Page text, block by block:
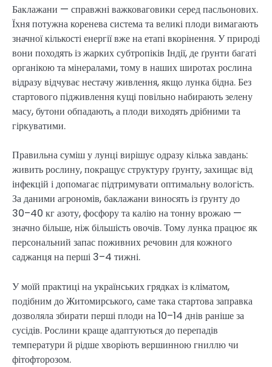
Баклажани — справжні важковаговики серед пасльонових.
Їхня потужна коренева система та великі плоди вимагають
значної кількості енергії вже на етапі вкорінення. У природі
вони походять із жарких субтропіків Індії, де ґрунти багаті
органікою та мінералами, тому в наших широтах рослина
відразу відчуває нестачу живлення, якщо лунка бідна. Без
стартового підживлення кущі повільно набирають зелену
масу, бутони обпадають, а плоди виходять дрібними та
гіркуватими.
Правильна суміш у лунці вирішує одразу кілька завдань:
живить рослину, покращує структуру ґрунту, захищає від
інфекцій і допомагає підтримувати оптимальну вологість.
За даними агрономів, баклажани виносять із ґрунту до
30–40 кг азоту, фосфору та калію на тонну врожаю —
значно більше, ніж більшість овочів. Тому лунка працює як
персональний запас поживних речовин для кожного
саджанця на перші 3–4 тижні.
У моїй практиці на українських грядках із кліматом,
подібним до Житомирського, саме така стартова заправка
дозволяла збирати перші плоди на 10–14 днів раніше за
сусідів. Рослини краще адаптуються до перепадів
температури й рідше хворіють вершинною гниллю чи
фітофторозом.